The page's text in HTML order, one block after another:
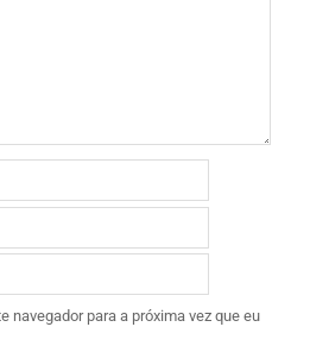
navegador para a próxima vez que eu